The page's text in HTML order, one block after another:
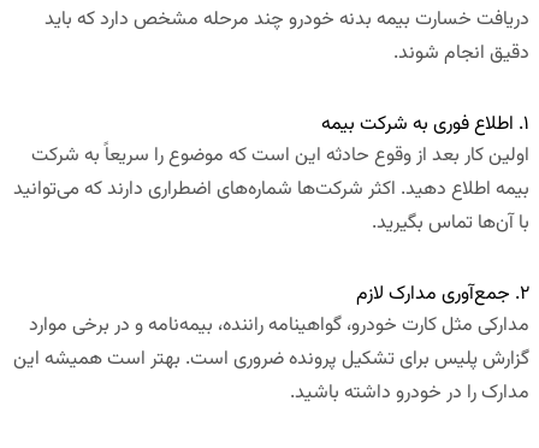
دریافت خسارت بیمه بدنه خودرو چند مرحله مشخص دارد که باید
دقیق انجام شوند.
۱. اطلاع فوری به شرکت بیمه
اولین کار بعد از وقوع حادثه این است که موضوع را سریعاً به شرکت
بیمه اطلاع دهید. اکثر شرکت‌ها شماره‌های اضطراری دارند که می‌توانید
با آن‌ها تماس بگیرید.
۲. جمع‌آوری مدارک لازم
مدارکی مثل کارت خودرو، گواهینامه راننده، بیمه‌نامه و در برخی موارد
گزارش پلیس برای تشکیل پرونده ضروری است. بهتر است همیشه این
مدارک را در خودرو داشته باشید.